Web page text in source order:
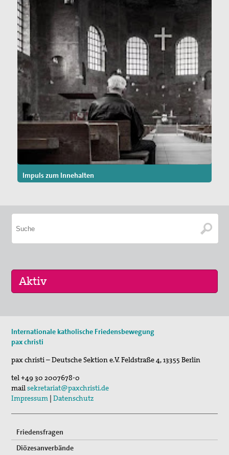
Impuls zum Innehalten
Sommerferien-Friedensliedersingen
Fahrradpilgertour 2026
05. Sep 2026
Musik für den Frieden
Internationale katholische Friedensbewegung
pax christi
pax christi – Deutsche Sektion e.V.Feldstraße 4,13355 Berlin
tel+49 30 2007678-0
mailsekretariat@paxchristi.de
Impressum |Datenschutz
Friedensfragen
Diözesanverbände